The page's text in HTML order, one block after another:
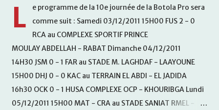
L
e programme de la 10e journée de la Botola Pro sera
comme suit : Samedi 03/12/2011 15H00 FUS 2 - 0
RCA au COMPLEXE SPORTIF PRINCE
MOULAY ABDELLAH - RABAT Dimanche 04/12/2011
14H30 JSM 0 - 1 FAR au STADE M. LAGHDAF - LAAYOUNE
15H00 DHJ 0 - 0 KAC au TERRAIN EL ABDI - EL JADIDA
16h30 OCK 0 - 1 HUSA COMPLEXE OCP - KHOURIBGA Lundi
05/12/2011 15H00 MAT - CRA au STADE SANIAT RMEL -